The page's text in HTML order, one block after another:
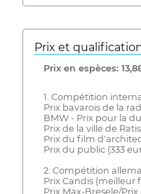
Prix ​​et
Prix ​​en espèces:
1. Compétition
Prix bavarois de la
BMW - Prix pour la
Prix de la ville de
Prix du film
Prix du public (333
2. Compétition
Prix Candis (meilleur
Prix Max-Bresele/